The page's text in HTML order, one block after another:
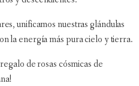
unificamos nuestras glándulas
la energía más pura cielo y tierra.
de rosas cósmicas de